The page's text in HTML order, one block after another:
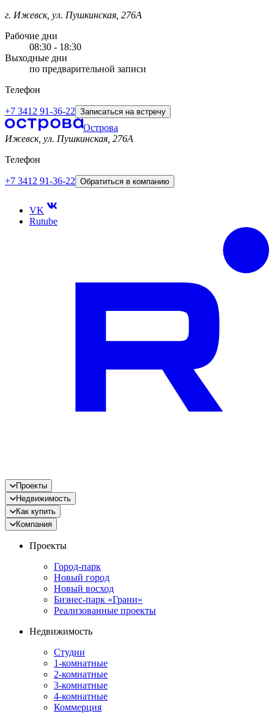
г. Ижевск, ул. Пушкинская, 276А
Рабочие дни
08:30 - 18:30
Выходные дни
по предварительной записи
Телефон
+7 3412 91-36-22 Записаться на встречу
Острова
Ижевск, ул. Пушкинская, 276A
Телефон
+7 3412 91-36-22 Обратиться в компанию
VK
Rutube
Проекты
Недвижимость
Как купить
Компания
Проекты
Город-парк
Новый город
Новый восход
Бизнес-парк «Грани»
Реализованные проекты
Недвижимость
Студии
1-комнатные
2-комнатные
3-комнатные
4-комнатные
Коммерция